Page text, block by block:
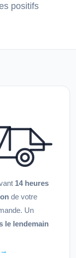
positifs
14 heures
de votre
Un
le lendemain
→